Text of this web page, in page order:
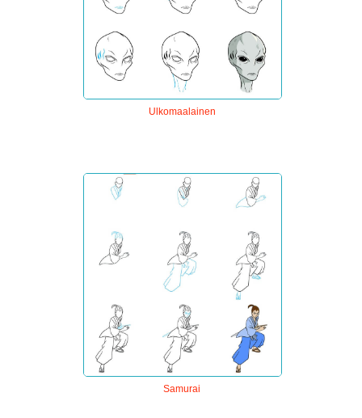
Ulkomaalainen
Samurai